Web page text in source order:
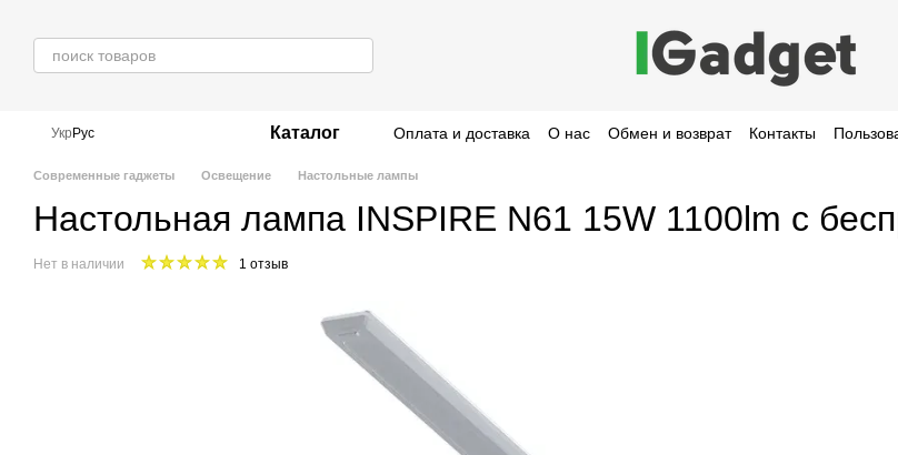
Укр Рус Каталог Оплата и доставка О нас Обмен и возврат Контакты
Современные гаджеты Освещение Настольные лампы
Настольная лампа INSPIRE N61 15W 1100lm с
Нет в наличии 1 отзыв